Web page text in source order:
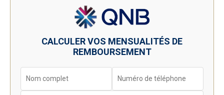
CALCULER VOS MENSUALITÉS DE
REMBOURSEMENT